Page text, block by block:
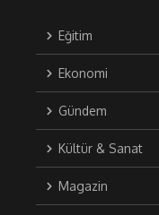
Eğitim
Ekonomi
Gündem
Kültür & Sanat
Magazin